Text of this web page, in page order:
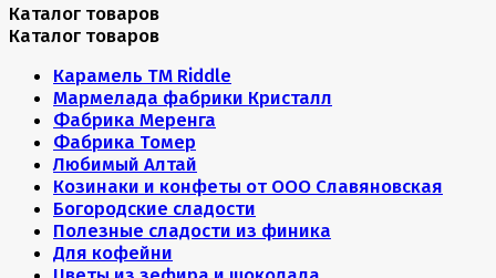
Каталог товаров
Каталог товаров
Карамель ТМ Riddle
Мармелада фабрики Кристалл
Фабрика Меренга
Фабрика Томер
Любимый Алтай
Козинаки и конфеты от ООО Славяновская
Богородские сладости
Полезные сладости из финика
Для кофейни